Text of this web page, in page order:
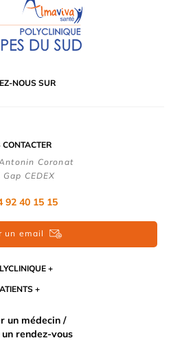
NOUS SUR
CONTACTER
Coronat
CEDEX
92 40 15 15
un email
un médecin /
rendez-vous